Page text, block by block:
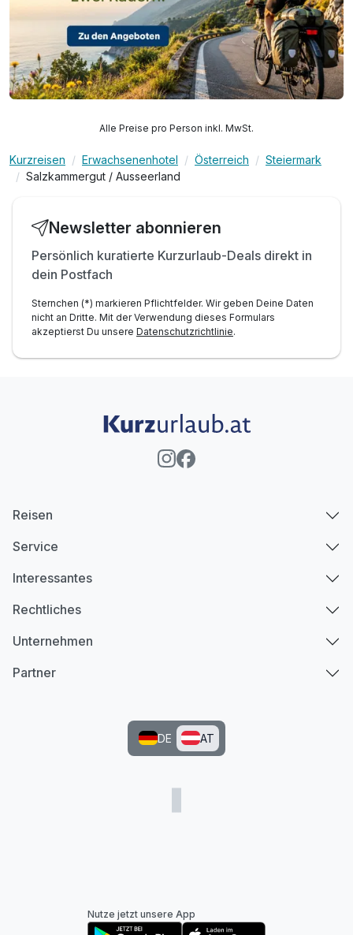
Alle Preise pro Person inkl. MwSt.
Kurzreisen Erwachsenenhotel Österreich
Steiermark
Salzkammergut / Ausseerland
Newsletter abonnieren
Persönlich kuratierte Kurzurlaub-Deals direkt in
dein Postfach
Sternchen (*) markieren Pflichtfelder. Wir geben Deine Daten
nicht an Dritte. Mit der Verwendung dieses Formulars
akzeptierst Du unsere Datenschutzrichtlinie.
Reisen
Service
Interessantes
Rechtliches
Unternehmen
Partner
DE AT
Nutze jetzt unsere App